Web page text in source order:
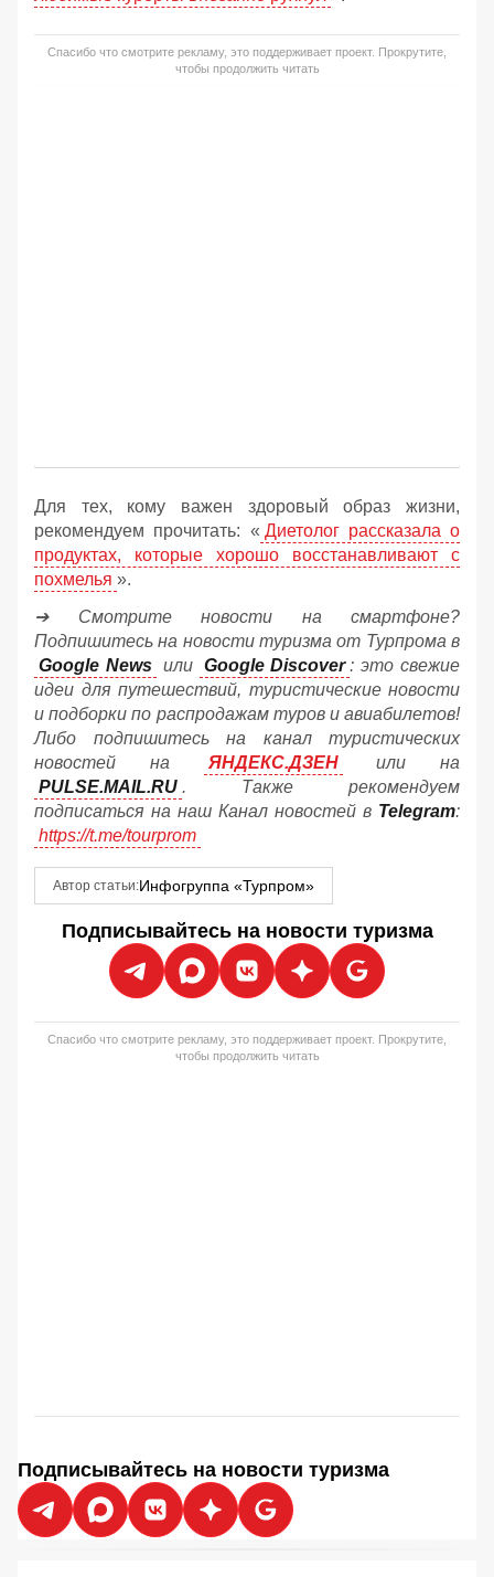
Спасибо что смотрите рекламу, это поддерживает проект. Прокрутите,
чтобы продолжить читать
Для тех, кому важен здоровый образ жизни,
рекомендуем прочитать: « Диетолог рассказала о
продуктах, которые хорошо восстанавливают с
похмелья ».
➔ Смотрите новости на смартфоне?
Подпишитесь на новости туризма от Турпрома в
Google News или Google Discover : это свежие
идеи для путешествий, туристические новости
и подборки по распродажам туров и авиабилетов!
Либо подпишитесь на канал туристических
новостей на
ЯНДЕКС.ДЗЕН
или на
PULSE.MAIL.RU . Также рекомендуем
подписаться на наш Канал новостей в Telegram:
https://t.me/tourprom
Автор статьи:Инфогруппа «Турпром»
Подписывайтесь на новости туризма
Спасибо что смотрите рекламу, это поддерживает проект. Прокрутите,
чтобы продолжить читать
Подписывайтесь на новости туризма